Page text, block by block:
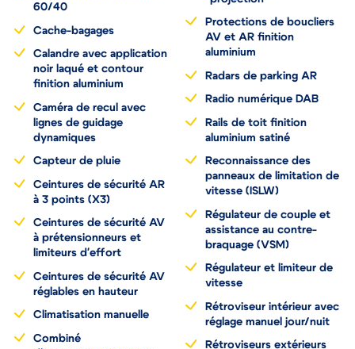
60/40
Cache-bagages
Calandre avec application
noir laqué et contour
finition aluminium
Caméra de recul avec
lignes de guidage
dynamiques
Capteur de pluie
Ceintures de sécurité AR
à 3 points (X3)
Ceintures de sécurité AV
à prétensionneurs et
limiteurs d'effort
Ceintures de sécurité AV
réglables en hauteur
Climatisation manuelle
Combiné
Protections de boucliers
AV et AR finition
aluminium
Radars de parking AR
Radio numérique DAB
Rails de toit finition
aluminium satiné
Reconnaissance des
panneaux de limitation de
vitesse (ISLW)
Régulateur de couple et
assistance au contre-
braquage (VSM)
Régulateur et limiteur de
vitesse
Rétroviseur intérieur avec
réglage manuel jour/nuit
Rétroviseurs extérieurs